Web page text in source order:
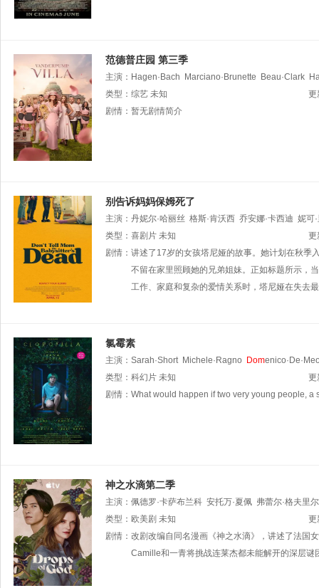
范德普庄园 第三季
主演： Hagen·Bach Marciano·Brunette Beau·Clark
Stassi·Schroeder
Anthony·Ba
类型： 综艺 未知
更
剧情： 暂无剧情简介
别告诉妈妈保姆死了
主演： 丹妮尔·哈丽丝 格斯·肯沃西 乔安娜·卡西迪 妮可
Phoenix·Parnevik
Dom inique·Toney
类型： 喜剧片 未知
更
剧情： 讲述了17岁的女孩塔尼娅的故事。她计划在秋季
不留在家里照顾她的兄弟姐妹。正如标题所示，
工作、家庭和复杂的爱情关系时，塔尼娅在失去
氯霉素
主演： Sarah·Short Michele·Ragno Dom
类型： 科幻片 未知
更
剧情： What would happen if two very young people,
神之水滴第二季
主演： 佩德罗·卡萨布兰科 安托万·夏佩 弗蕾尔·格夫里尔
伊 弗朗索瓦·马尔图雷特
类型： 欧美剧 未知
更
剧情： 改剧改编自同名漫画《神之水滴》，讲述了法国
Camille和一青将挑战连莱杰都未能解开的深层